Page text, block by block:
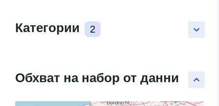
keyboard_arrow_down
Категории 2
keyboard_arrow_up
Обхват на набор от данни